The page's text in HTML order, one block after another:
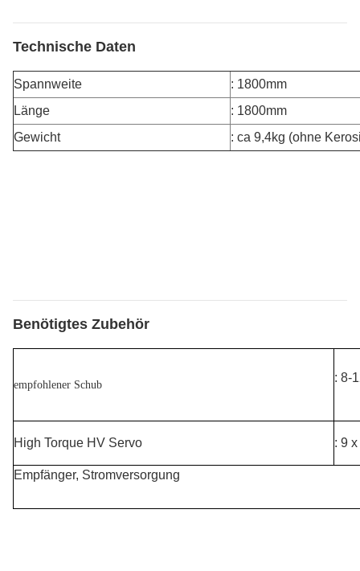
Technische Daten
Spannweite
: 1800mm
Länge
: 1800mm
Gewicht
: ca 9,4kg (ohne
Benötigtes Zubehör
empfohlener Schub
: 8-
High Torque HV Servo : 9
Empfänger, Stromversorgung